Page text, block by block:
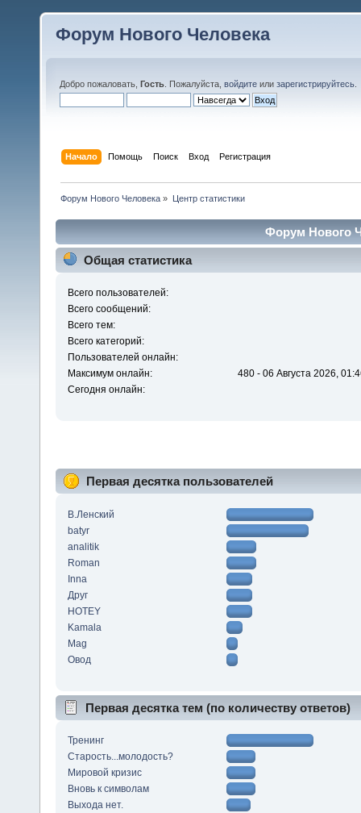
Форум Нового Человека
Добро пожаловать, Гость . Пожалуйста, войдите или зарегистрируйтесь
Начало Помощь Поиск Вход Регистрация
Форум Нового Человека » Центр статистики
Форум Нового
Общая статистика
Всего пользователей:
Всего сообщений:
Всего тем:
Всего категорий:
Пользователей онлайн:
Максимум онлайн:
480 - 06 Августа 2026,
Сегодня онлайн:
Первая десятка пользователей
В.Ленский
batyr
analitik
Roman
Inna
Друг
HOTEY
Kamala
Mag
Овод
Первая десятка тем (по количеству ответов)
Тренинг
Старость...молодость?
Мировой кризис
Вновь к символам
Выхода нет.